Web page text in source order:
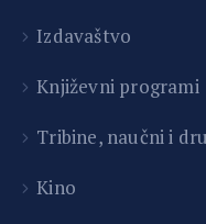
Izdavaštvo
Književni programi
Tribine, naučni i
Kino